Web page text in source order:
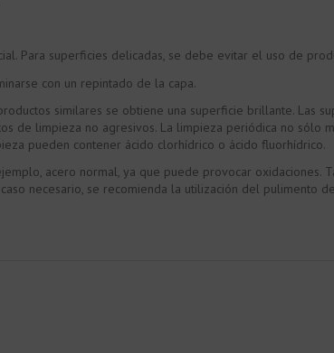
Para superficies delicadas, se debe evitar el uso de
con un repintado de la capa.
similares se obtiene una superficie brillante. Las
de limpieza no agresivos. La limpieza periódica no
pueden contener ácido clorhídrico o ácido fluorhídrico.
acero normal, ya que puede provocar
necesario, se recomienda la utilización del pulimento